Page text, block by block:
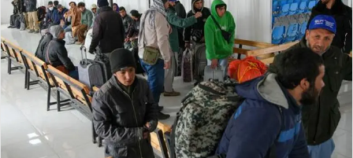
د
ا
إ
ل
ك